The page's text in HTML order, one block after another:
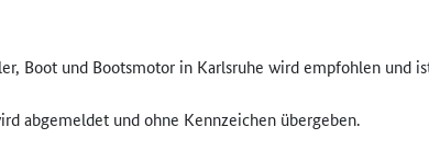
Boot und Bootsmotor in Karlsruhe wird empfohlen und
abgemeldet und ohne Kennzeichen übergeben.